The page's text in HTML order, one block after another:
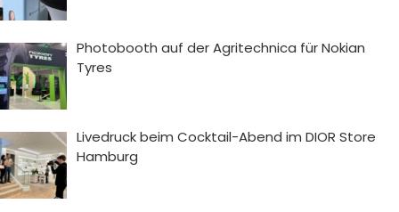
Photobooth auf der Agritechnica für Nokian
Tyres
Livedruck beim Cocktail-Abend im DIOR Store
Hamburg